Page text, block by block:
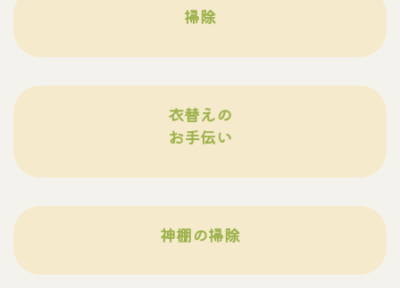
掃除
衣替えの
お手伝い
神棚の掃除